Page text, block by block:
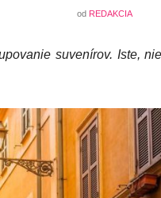
od REDAKCIA
suvenírov. Iste,